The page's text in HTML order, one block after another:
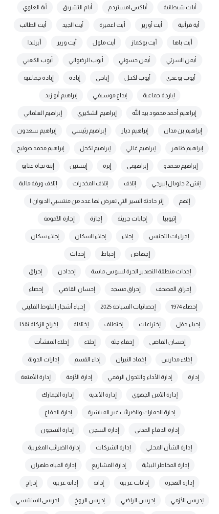
أيات شيطانية أياكس امستردم أيام التشريق أية العلوي
أية قرآنية أيت أورير أيت اعميرة أيت الجيد أيت الطالب
أيت باها أيت بوكماز أيت ملول أيت ورير أيرلندا
أيمن السرتي أيمن حسوني أيوب الرضواني أيوب الكعبي
أيوب بوعدي أيوب لكحل إباحي إبادة إبادة جماعية
إباردة جماعية إبداع موسيقي إبراهيم أبو زيد
إبراهيم أحمد محمود بيد الله إبراهيم الشكيري إبراهيم العثماني
إبراهيم بن مدان إبراهيم دياز إبراهيم رئيسي إبراهيم سعدون
إبراهيم ظاهر إبراهيم غالي إبراهيم لكحل إبراهيم محمد صوليح
إبراهيم محمدو إبراهيمي إبرة إبستين إبنة نجاة عتابو
إتش 2 جلوبال إنيرجي إتلاف إتلاف المخدرات إتلاف ورقة مالية
إتهم إثر حادثة السير التي تعرض لها عدد من منتسبي الديوان ا
إثيوبيا إجابات جريئة إجازة إجازة الأمومة
إجراءات التجنيس إجلاء إجلاء السكان إجلاء سكان
إجهاض إحباط إحداث
إحداث منطقة التصدير الحرة لسوس ماسة إحدادن إحراق
إحراق المصحف إحراق مسجد إحسان القاضي إحصاء
إحصاء 1974 إحصائيات السياحة 2025 إحياء أشجار البلوط الفليني
إحياء حفل إختراعات إختطاف إختلالة إخراج الزكاة نقدًا
إخسان القاضي إخفاء جثة إخلاء إخلاء المنشآت
إخلاء مدارس إخماد النيران إداء القسم إدارات الدولة
إدارة إدارة الأداء والتحول الرقمي إدارة الأزمة إدارة الأمتعة
إدارة الأمن الجهوي إدارة الأندية إدارة الجمارك
إدارة الجمارك والضرائب غير المباشرة إدارة الدفاع
إدارة الدفاع المدني إدارة السجن إدارة السجون
إدارة الشأن المحلي إدارة الشركات إدارة الضرائب المغربية
إدارة المخاطر البيئية إدارة المشاريع إدارة المياه طهران
إدارة الهجرة إدانات عربية إدانة إدانة عربية إدراج
إدريس الأزمي إدريس الراضي إدريس الروخ إدريس السنتيسي